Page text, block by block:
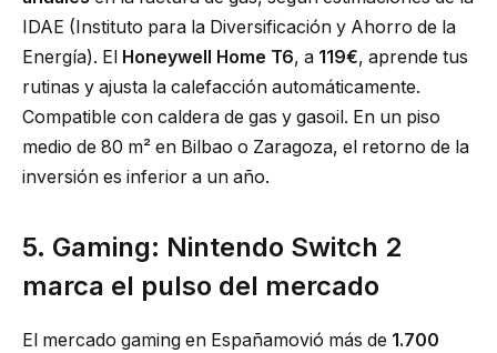
IDAE (Instituto para la Diversificación y Ahorro de la
Energía). El Honeywell Home T6, a 119€, aprende tus
rutinas y ajusta la calefacción automáticamente.
Compatible con caldera de gas y gasoil. En un piso
medio de 80 m² en Bilbao o Zaragoza, el retorno de la
inversión es inferior a un año.
5. Gaming: Nintendo Switch 2
marca el pulso del mercado
El mercado gaming en Españamovió más de 1.700